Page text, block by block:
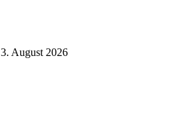
3. August 2026